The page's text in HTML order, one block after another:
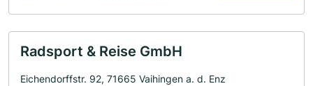
Radsport & Reise GmbH
Eichendorffstr. 92, 71665 Vaihingen a. d. Enz